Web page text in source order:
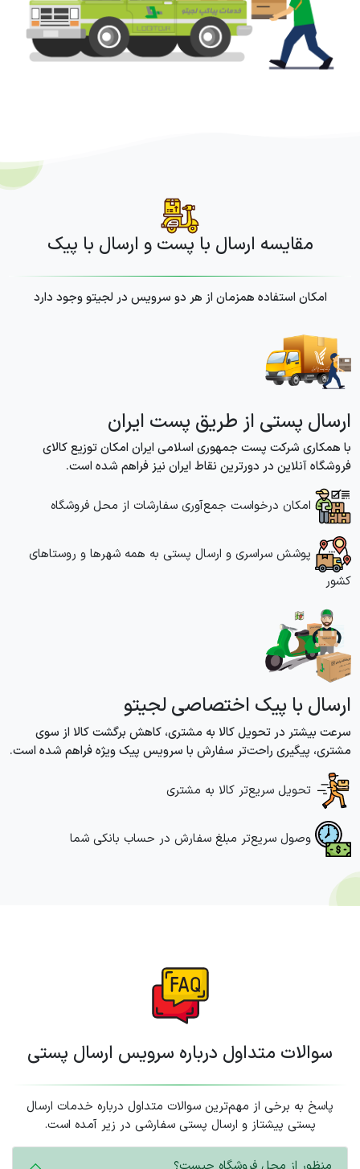
مقایسه ارسال با پست و ارسال با پیک
امکان استفاده همزمان از هر دو سرویس در لجیتو وجود دارد
ارسال پستی از طریق پست ایران
با همکاری شرکت پست جمهوری اسلامی ایران امکان توزیع کالای
فروشگاه آنلاین در دورترین نقاط ایران نیز فراهم شده است.
امکان درخواست جمع‌آوری سفارشات از محل فروشگاه
پوشش سراسری و ارسال پستی به همه شهر‌ها و روستاهای
کشور
ارسال با پیک اختصاصی لجیتو
سرعت بیشتر در تحویل کالا به مشتری، کاهش برگشت کالا از سوی
مشتری، پیگیری راحت‌تر سفارش با سرویس پیک ویژه فراهم شده است.
تحویل سریع‌تر کالا به مشتری
وصول سریع‌تر مبلغ سفارش در حساب بانکی شما
سوالات متداول درباره سرویس ارسال پستی
پاسخ به برخی از مهم‌ترین سوالات متداول درباره خدمات ارسال
پستی پیشتاز و ارسال پستی سفارشی در زیر آمده است.